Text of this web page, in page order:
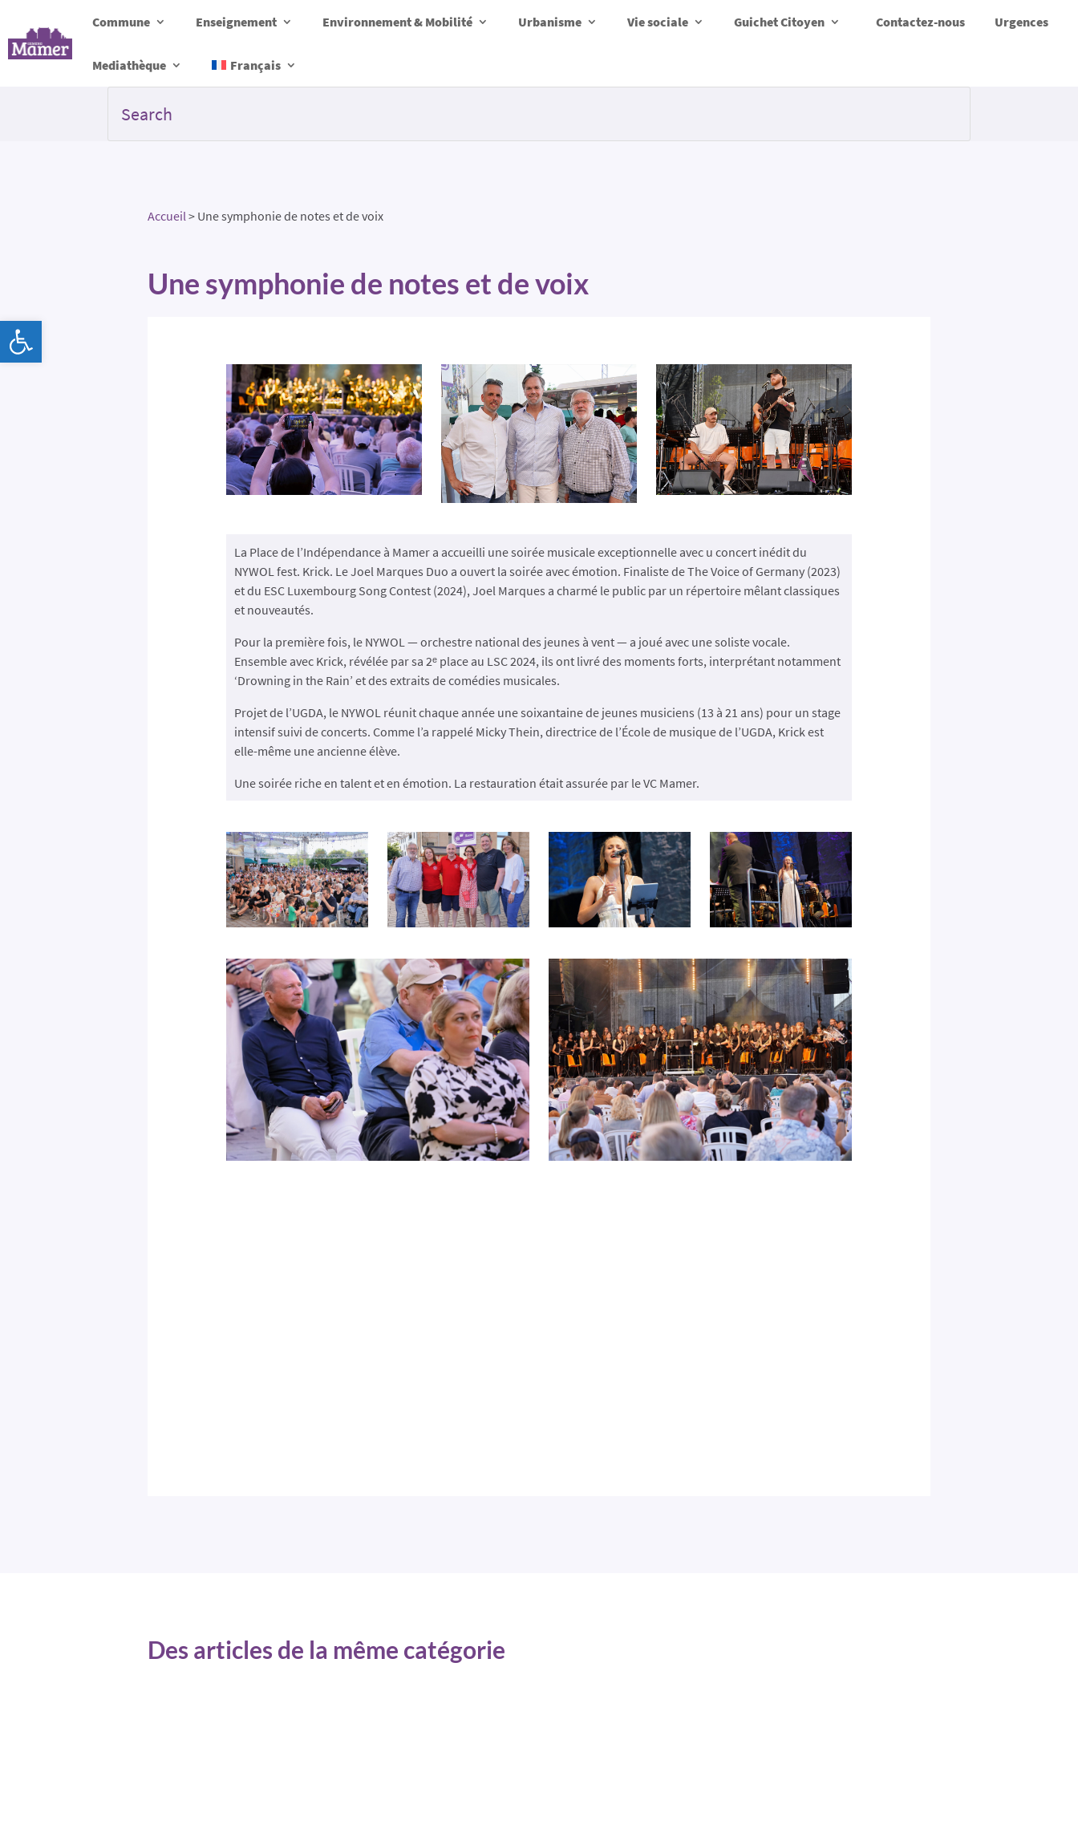
Commune Enseignement Environnement & Mobilité Urbanisme Vie sociale Guichet Citoyen Contactez-nous Urgences
Mediathèque Français
Accueil> Une symphonie de notes et de voix
Une symphonie de notes et de voix
La Place de l’Indépendance à Mamer a accueilli une soirée musicale exceptionnelle avec u concert inédit du
NYWOL fest. Krick. Le Joel Marques Duo a ouvert la soirée avec émotion. Finaliste de The Voice of Germany (2023)
et du ESC Luxembourg Song Contest (2024), Joel Marques a charmé le public par un répertoire mêlant classiques
et nouveautés.
Pour la première fois, le NYWOL — orchestre national des jeunes à vent — a joué avec une soliste vocale.
Ensemble avec Krick, révélée par sa 2ᵉ place au LSC 2024, ils ont livré des moments forts, interprétant notamment
‘Drowning in the Rain’ et des extraits de comédies musicales.
Projet de l’UGDA, le NYWOL réunit chaque année une soixantaine de jeunes musiciens (13 à 21 ans) pour un stage
intensif suivi de concerts. Comme l’a rappelé Micky Thein, directrice de l’École de musique de l’UGDA, Krick est
elle-même une ancienne élève.
Une soirée riche en talent et en émotion. La restauration était assurée par le VC Mamer.
Des articles de la même catégorie
Ouvrir la barre d’outils